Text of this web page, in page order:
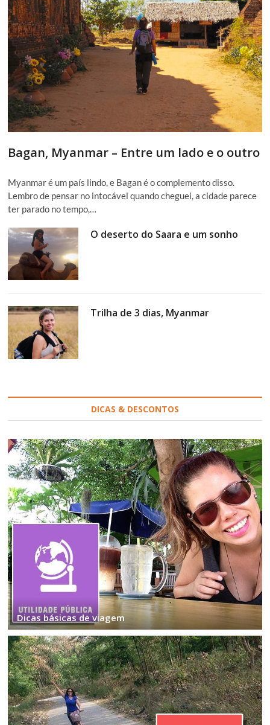
Bagan, Myanmar – Entre um lado e o outro
Myanmar é um país lindo, e Bagan é o complemento disso.
Lembro de pensar no intocável quando cheguei, a cidade parece
ter parado no tempo,…
O deserto do Saara e um sonho
Trilha de 3 dias, Myanmar
DICAS & DESCONTOS
Dicas básicas de viagem